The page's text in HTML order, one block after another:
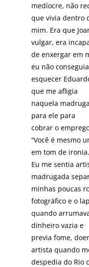
medíocre, não
que vivia dentro
mim. Era que
vulgar, era
de enxergar em
eu não conseguia
esquecer
que me afligia
naquela
para ele para
cobrar o
“Você é mesmo
em tom de ironia.
Eu me sentia
madrugada
minhas poucas
fotográfico e o
quando
dinheiro vazia e
previa fome,
artista quando
despedia do Rio